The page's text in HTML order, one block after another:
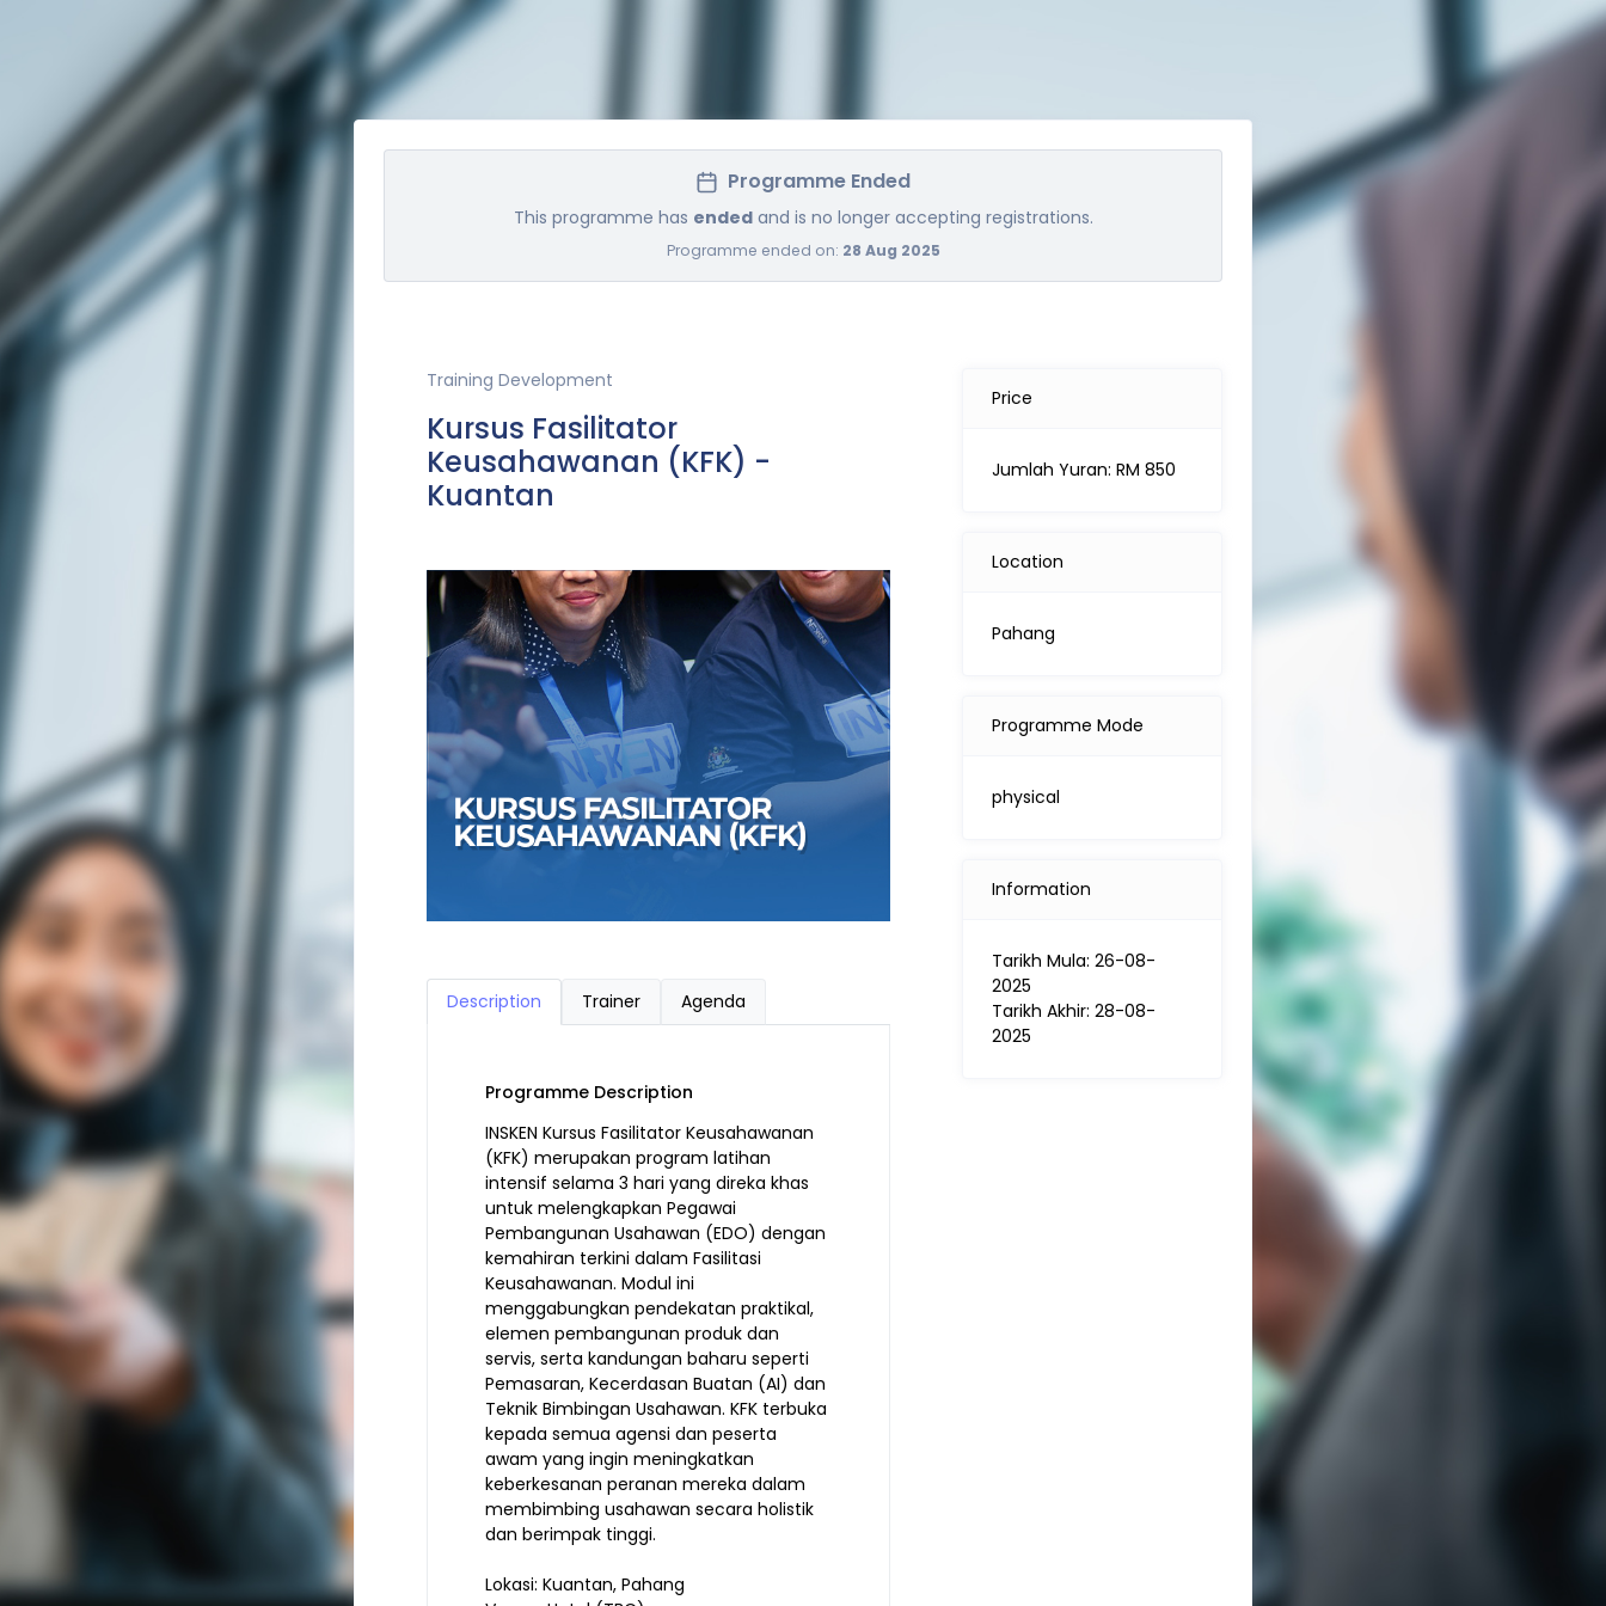
Programme Ended
This programme has endedand is no longer accepting registrations.
Programme ended on: 28 Aug 2025
Training Development
Kursus Fasilitator
Keusahawanan (KFK) -
Kuantan
Description Trainer Agenda
Programme Description
INSKEN Kursus Fasilitator Keusahawanan
(KFK) merupakan program latihan
intensif selama 3 hari yang direka khas
untuk melengkapkan Pegawai
Pembangunan Usahawan (EDO) dengan
kemahiran terkini dalam Fasilitasi
Keusahawanan. Modul ini
menggabungkan pendekatan praktikal,
elemen pembangunan produk dan
servis, serta kandungan baharu seperti
Pemasaran, Kecerdasan Buatan (AI) dan
Teknik Bimbingan Usahawan. KFK terbuka
kepada semua agensi dan peserta
awam yang ingin meningkatkan
keberkesanan peranan mereka dalam
membimbing usahawan secara holistik
dan berimpak tinggi.
Lokasi: Kuantan, Pahang
Price
Jumlah Yuran: RM 850
Location
Pahang
Programme Mode
physical
Information
Tarikh Mula: 26-08-
2025
Tarikh Akhir: 28-08-
2025